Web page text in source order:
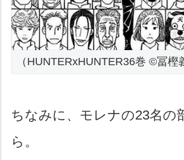
（HUNTERxHUNTER36巻 ©冨樫
ちなみに、モレナの23名の
ら。